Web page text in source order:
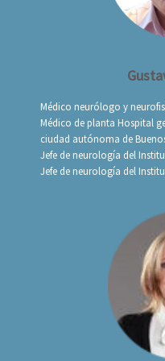
Médico neurólogo y
Médico de planta Hospital
ciudad autónoma de
Jefe de neurología del
Jefe de neurología del